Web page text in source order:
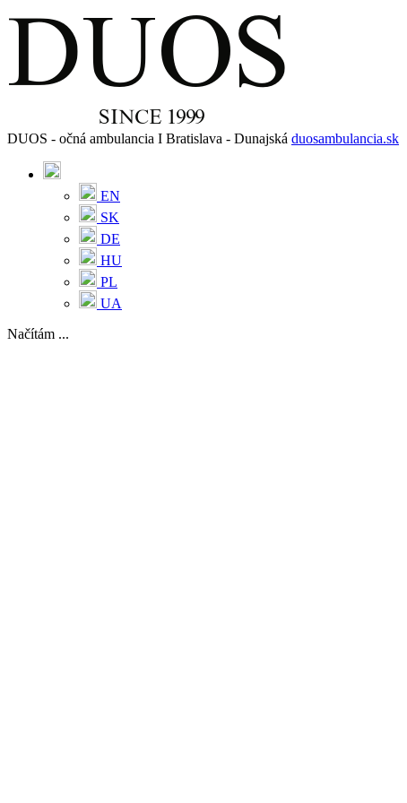
DUOS - očná ambulancia I Bratislava - Dunajská duosambulancia.sk
EN
SK
DE
HU
PL
UA
Načítám ...